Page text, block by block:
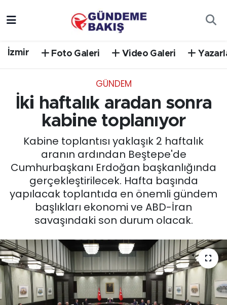
İzmir Foto Galeri Video Galeri
GÜNDEM
İki haftalık aradan sonra
kabine toplanıyor
Kabine toplantısı yaklaşık 2 haftalık
aranın ardından Beştepe'de
Cumhurbaşkanı Erdoğan başkanlığında
gerçekleştirilecek. Hafta başında
yapılacak toplantıda en önemli gündem
başlıkları ekonomi ve ABD-İran
savaşındaki son durum olacak.
EGE
EĞİTİM
EKONOMİ
English News
GÜNCEL
KÜLTÜR SANAT
MAGAZİN
POLİTİKA
Süper Lig Puan Durumu ve Fikstür
Tüm Manşetler
Son Dakika Haberleri
Haber Arşivi